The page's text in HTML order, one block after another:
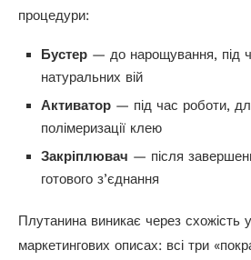
процедури:
Бустер — до нарощування, під
натуральних вій
Активатор — під час роботи,
полімеризації клею
Закріплювач — після
готового з’єднання
Плутанина виникає через схожість
маркетингових описах: всі три